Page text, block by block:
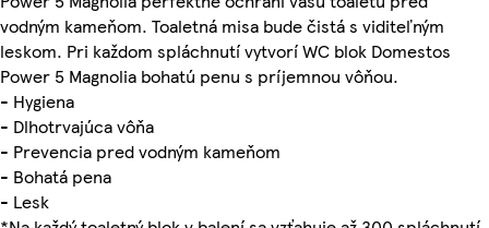
vodným kameňom. Toaletná misa bude čistá s viditeľným
leskom. Pri každom spláchnutí vytvorí WC blok Domestos
Power 5 Magnolia bohatú penu s príjemnou vôňou.
- Hygiena
- Dlhotrvajúca vôňa
- Prevencia pred vodným kameňom
- Bohatá pena
- Lesk